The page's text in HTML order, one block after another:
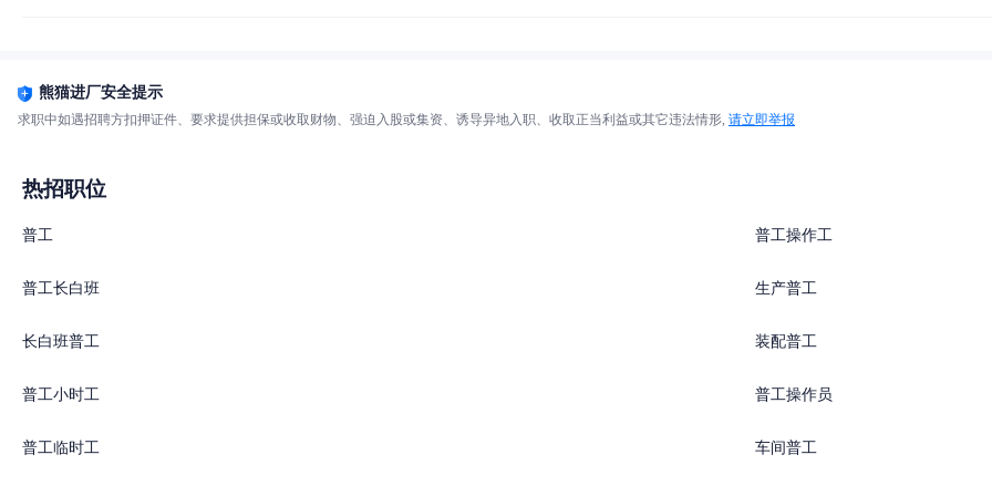
熊猫进厂安全提示
求职中如遇招聘方扣押证件、要求提供担保或收取财物、强迫入股或集资、诱导异地入职、收取正当利益或其它违法情形, 请立即举报
热招职位
普工 普工操作工
普工长白班 生产普工
长白班普工 装配普工
普工小时工 普工操作员
普工临时工 车间普工